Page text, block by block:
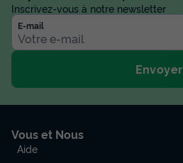
Inscrivez-vous à notre newsletter
E-mail
Envoyer
Vous et Nous
Aide